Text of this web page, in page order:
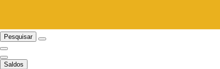
Pesquisar
Saldos